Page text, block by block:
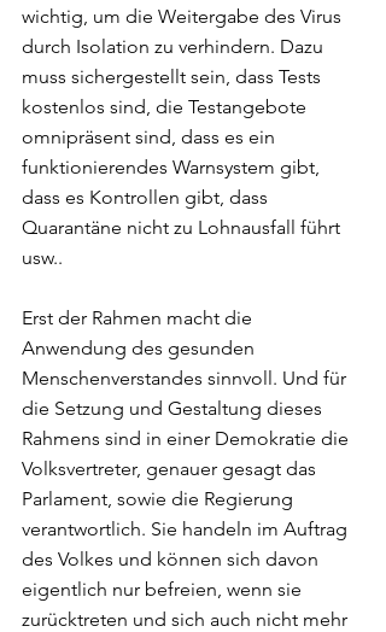
wichtig, um die Weitergabe des Virus
durch Isolation zu verhindern. Dazu
muss sichergestellt sein, dass Tests
kostenlos sind, die Testangebote
omnipräsent sind, dass es ein
funktionierendes Warnsystem gibt,
dass es Kontrollen gibt, dass
Quarantäne nicht zu Lohnausfall führt
usw..
Erst der Rahmen macht die
Anwendung des gesunden
Menschenverstandes sinnvoll. Und für
die Setzung und Gestaltung dieses
Rahmens sind in einer Demokratie die
Volksvertreter, genauer gesagt das
Parlament, sowie die Regierung
verantwortlich. Sie handeln im Auftrag
des Volkes und können sich davon
eigentlich nur befreien, wenn sie
zurücktreten und sich auch nicht mehr